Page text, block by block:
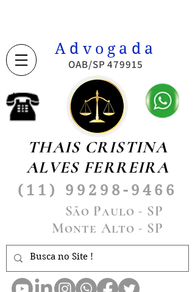
Advogada
OAB/SP 479915
THAIS CRISTINA
ALVES FERREIRA
(11) 99298-9466
São Paulo - SP
Monte Alto - SP